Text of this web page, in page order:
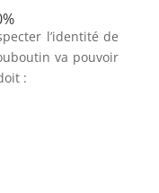
l’identité de
va pouvoir
: